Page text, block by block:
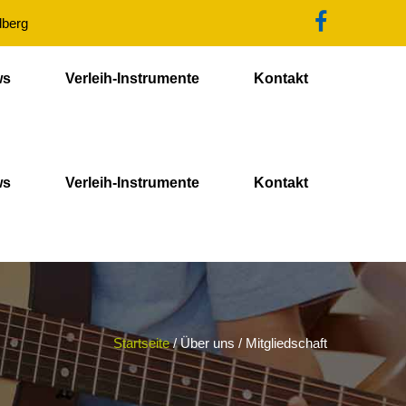
Verleih-Instrumente Kontakt
Verleih-Instrumente Kontakt
Startseite/Über uns / Mitgliedschaft